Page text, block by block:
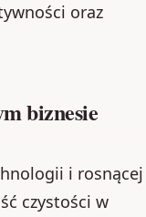
oraz
biznesie
i rosnącej
czystości w